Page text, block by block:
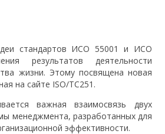
стандартов ИСО 55001 и ИСО
результатов деятельности
жизни. Этому посвящена новая
на сайте ISO/TC251.
важная взаимосвязь двух
менеджмента, разработанных для
эффективности.